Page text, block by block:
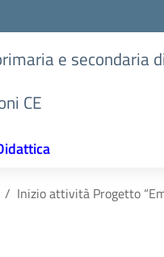
e secondaria
CE
Inizio attività Progetto